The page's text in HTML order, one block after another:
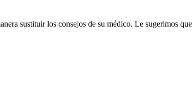
sustituir los consejos de su médico. Le sugerimos